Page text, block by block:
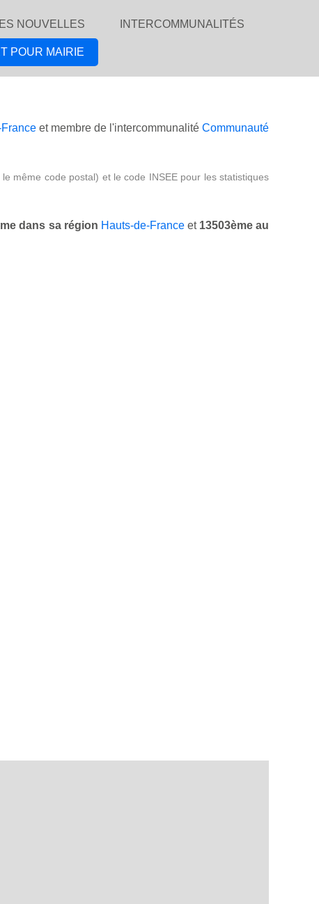
NOUVELLES INTERCOMMUNALITÉS
POUR MAIRIE
et membre de l'intercommunalité Communauté
même code postal) et le code INSEE pour les statistiques
dans sa région Hauts-de-Franceet 13503ème au